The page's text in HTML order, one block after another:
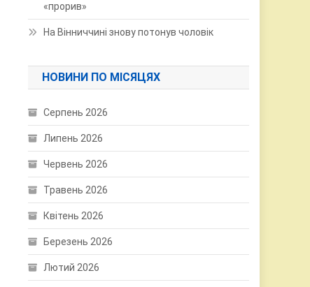
«прорив»
На Вінниччині знову потонув чоловік
НОВИНИ ПО МІСЯЦЯХ
Серпень 2026
Липень 2026
Червень 2026
Травень 2026
Квітень 2026
Березень 2026
Лютий 2026